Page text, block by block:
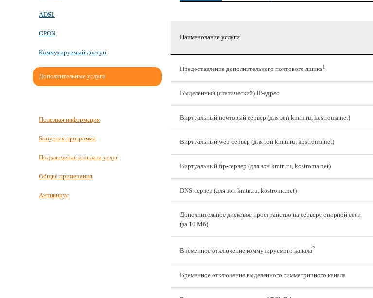
ADSL
GPON
Коммутируемый доступ
Дополнительные услуги
Полезная информация
Бонусная программа
Подключение и оплата услуг
Общие примечания
Антивирус
Наименование услуги
Предоставление дополнительного почтового ящика1
Выделенный (статический) IP-адрес
Виртуальный почтовый сервер (для зон kmtn.ru, kostroma.net)
Виртуальный web-сервер (для зон kmtn.ru, kostroma.net)
Виртуальный ftp-сервер (для зон kmtn.ru, kostroma.net)
DNS-сервер (для зон kmtn.ru, kostroma.net)
Дополнительное дисковое пространство на сервере опорной сети
(за 10 Мб)
Временное отключение коммутируемого канала2
Временное отключение выделенного симметричного канала